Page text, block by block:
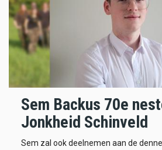
Sem Backus 70e
Jonkheid Schinveld
Sem zal ook deelnemen aan de